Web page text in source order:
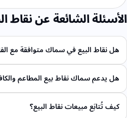
الأسئلة الشائعة عن نقاط
هل نقاط البيع في سماك متوافقة مع
هل يدعم سماك نقاط بيع المطاعم
كيف تُتابَع مبيعات نقاط البيع؟